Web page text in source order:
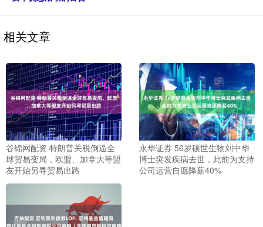
相关文章
谷锦网配资 特朗普关税倒逼全
球贸易变局，欧盟、加拿大等盟
友开始另寻贸易出路
永华证券 56岁硕世生物刘中华
博士突发疾病去世，此前为支持
公司运营自愿降薪40%